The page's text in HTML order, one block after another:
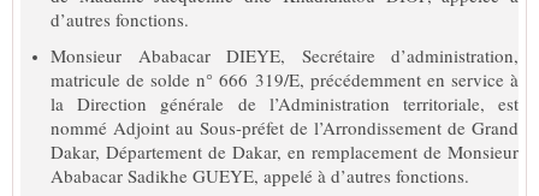
d’autres fonctions.
Monsieur Ababacar DIEYE, Secrétaire d’administration,
matricule de solde n° 666 319/E, précédemment en service à
la Direction générale de l’Administration territoriale, est
nommé Adjoint au Sous-préfet de l’Arrondissement de Grand
Dakar, Département de Dakar, en remplacement de Monsieur
Ababacar Sadikhe GUEYE, appelé à d’autres fonctions.